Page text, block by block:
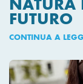
NATURA
FUTURO
CONTINUA A